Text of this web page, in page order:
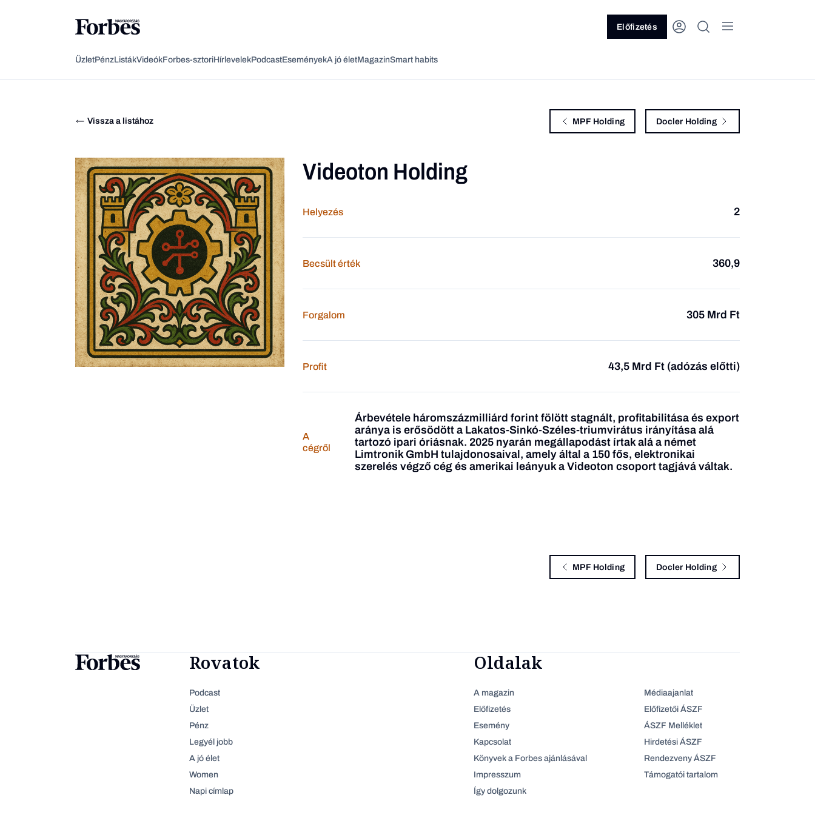
Vagy fedezze fel a következő témákat
Előfizetés
ÜzletPénzListákVideókForbes-sztoriHírlevelekPodcastEseményekA jó életMagazinSmart habits
Vissza a listához MPF Holding Docler Holding
Videoton Holding
Helyezés 2
Becsült érték 360,9
Forgalom 305 Mrd Ft
Profit 43,5 Mrd Ft (adózás előtti)
A
cégről
Árbevétele háromszázmilliárd forint fölött stagnált, profitabilitása és export
aránya is erősödött a Lakatos-Sinkó-Széles-triumvirátus irányítása alá
tartozó ipari óriásnak. 2025 nyarán megállapodást írtak alá a német
Limtronik GmbH tulajdonosaival, amely által a 150 fős, elektronikai
szerelés végző cég és amerikai leányuk a Videoton csoport tagjává váltak.
MPF Holding Docler Holding
Rovatok
Podcast
Üzlet
Pénz
Legyél jobb
A jó élet
Women
Napi címlap
Oldalak
A magazin
Előfizetés
Esemény
Kapcsolat
Könyvek a Forbes ajánlásával
Impresszum
Így dolgozunk
Médiaajanlat
Előfizetői ÁSZF
ÁSZF Melléklet
Hirdetési ÁSZF
Rendezveny ÁSZF
Támogatói tartalom